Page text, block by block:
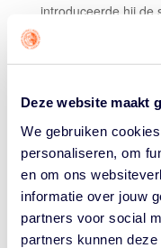
Deze website maakt
We gebruiken
personaliseren, om
en om ons
informatie over jouw
partners voor social
partners kunnen
introduceerde hij de
van De
Rayon Zuid, waar
zondagmorgen
rayonselecties. Ook
binnen de
leeftijd bleef hij
scheidsrechter en
eigen kleinkinderen.